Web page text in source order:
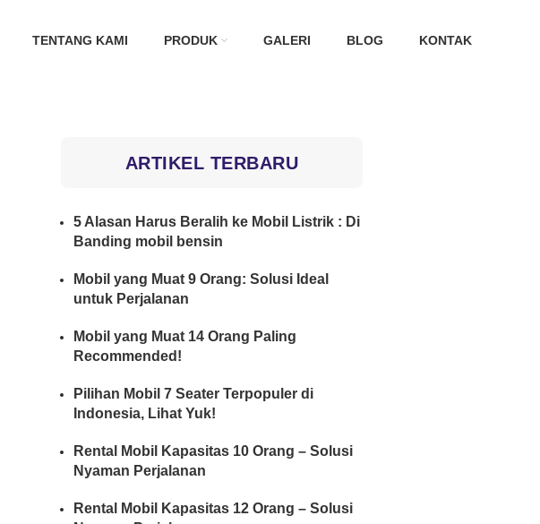
TENTANG KAMI PRODUK GALERI BLOG KONTAK
ARTIKEL TERBARU
5 Alasan Harus Beralih ke Mobil Listrik : Di
Banding mobil bensin
Mobil yang Muat 9 Orang: Solusi Ideal
untuk Perjalanan
Mobil yang Muat 14 Orang Paling
Recommended!
Pilihan Mobil 7 Seater Terpopuler di
Indonesia, Lihat Yuk!
Rental Mobil Kapasitas 10 Orang – Solusi
Nyaman Perjalanan
Rental Mobil Kapasitas 12 Orang – Solusi